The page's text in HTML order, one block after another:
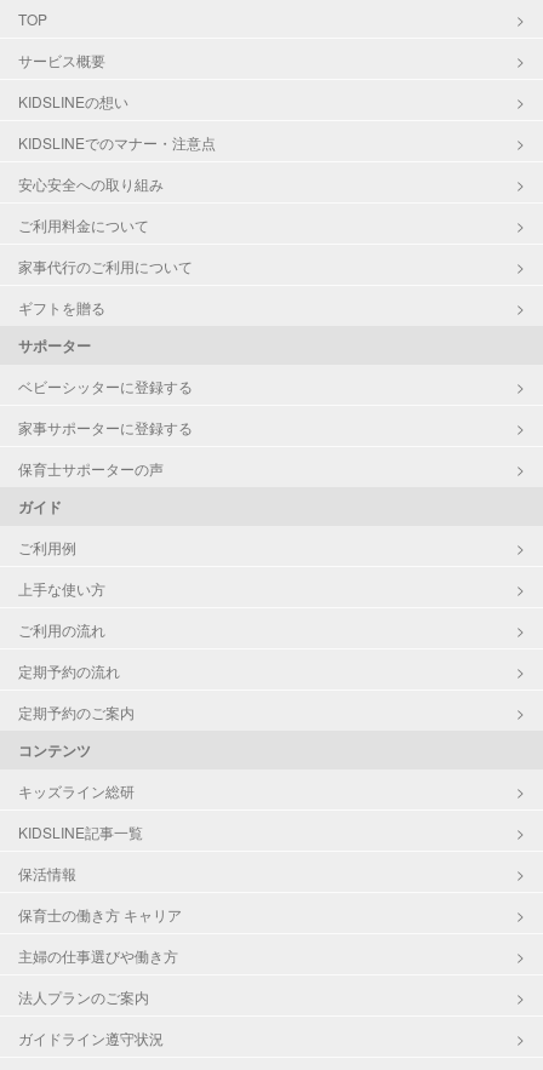
対応可能/特徴
TOP
サービス概要
KIDSLINEの想い
KIDSLINEでのマナー・注意点
安心安全への取り組み
ご利用料金について
家事代行のご利用について
ギフトを贈る
サポーター
ベビーシッターに登録する
家事サポーターに登録する
保育士サポーターの声
ガイド
ご利用例
上手な使い方
ご利用の流れ
定期予約の流れ
定期予約のご案内
コンテンツ
キッズライン総研
KIDSLINE記事一覧
保活情報
保育士の働き方 キャリア
主婦の仕事選びや働き方
法人プランのご案内
ガイドライン遵守状況